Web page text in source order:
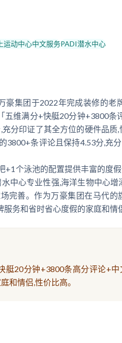
运动中心中文服务PADI潜水中心
豪集团于2022年完成装修的老
五维满分+快艇20分钟+3800
分印证了其全方位的硬件品质
条评论且保持4.53分,充
个泳池的配置提供丰富的度
中心专业性强,海洋生物中心
完善。作为万豪集团在马代的
务和省时省心度假的家庭和情
艇20分钟+3800条高分评论+
和情侣,性价比高。